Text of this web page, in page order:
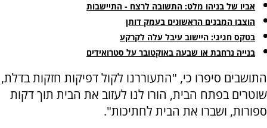
אביו של בניהו מלט: התשובה לרצח - התיישבות
הוצבו המבנים הראשונים בעמק דותן
בטקס חגיגי: היישוב עיבל עלה לקרקע
בנייה נרחבת או שבעה באוקטובר על סטרואידים
התושבים סיפרו כי, "התעוררנו לקול דפיקות חזקות בדלת,
שוטרים בפתח הבית, הורו לנו לעזוב את הבית תוך דקות
ספורות, ושברו את הבית לחתיכות".